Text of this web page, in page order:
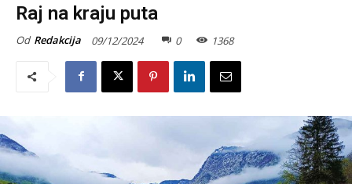
Raj na kraju puta
Od Redakcija 09/12/2024 0 1368